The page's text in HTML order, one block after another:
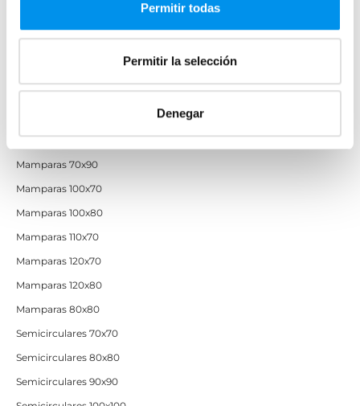
Permitir todas
Permitir la selección
Denegar
Mamparas de ducha baratas con perfil negro
Mamparas por medidas
Mamparas 70x70
Mamparas 70x90
Mamparas 100x70
Mamparas 100x80
Mamparas 110x70
Mamparas 120x70
Mamparas 120x80
Mamparas 80x80
Semicirculares 70x70
Semicirculares 80x80
Semicirculares 90x90